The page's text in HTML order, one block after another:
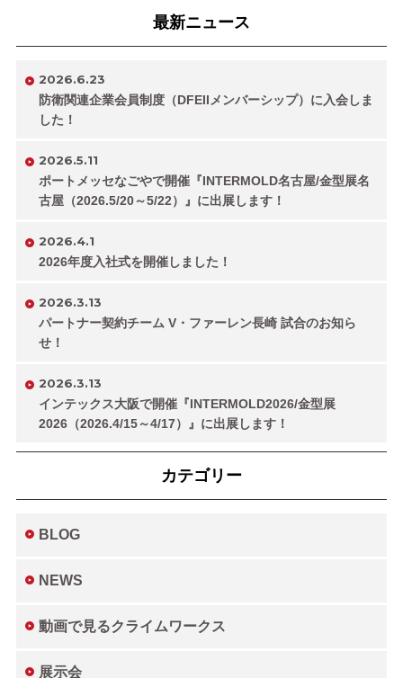
最新ニュース
2026.6.23
防衛関連企業会員制度（DFEIIメンバーシップ）に入会しま
した！
2026.5.11
ポートメッセなごやで開催『INTERMOLD名古屋/金型展名
古屋（2026.5/20～5/22）』に出展します！
2026.4.1
2026年度入社式を開催しました！
2026.3.13
パートナー契約チーム V・ファーレン長崎 試合のお知ら
せ！
2026.3.13
インテックス大阪で開催『INTERMOLD2026/金型展
2026（2026.4/15～4/17）』に出展します！
カテゴリー
BLOG
NEWS
動画で見るクライムワークス
展示会